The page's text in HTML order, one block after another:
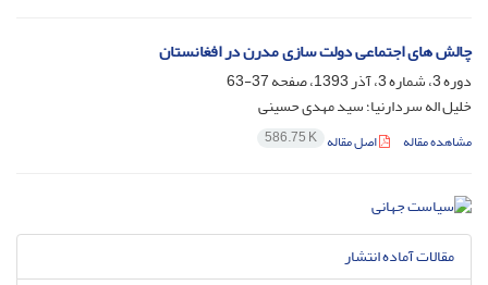
چالش های اجتماعی دولت سازی مدرن در افغانستان
دوره 3، شماره 3، آذر 1393، صفحه
37-63
خلیل اله سردارنیا؛ سید مهدی حسینی
مشاهده مقاله اصل مقاله 586.75 K
مقالات آماده انتشار